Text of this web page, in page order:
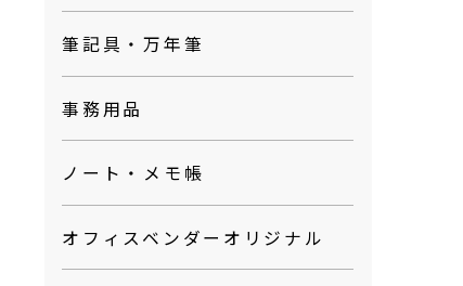
筆記具・万年筆
事務用品
ノート・メモ帳
オフィスベンダーオリジナル